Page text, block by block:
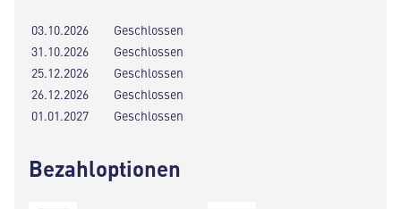
03.10.2026
Geschlossen
31.10.2026
Geschlossen
25.12.2026
Geschlossen
26.12.2026
Geschlossen
01.01.2027
Geschlossen
Bezahloptionen